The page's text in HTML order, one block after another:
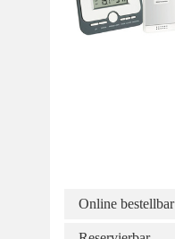
Online bestellbar